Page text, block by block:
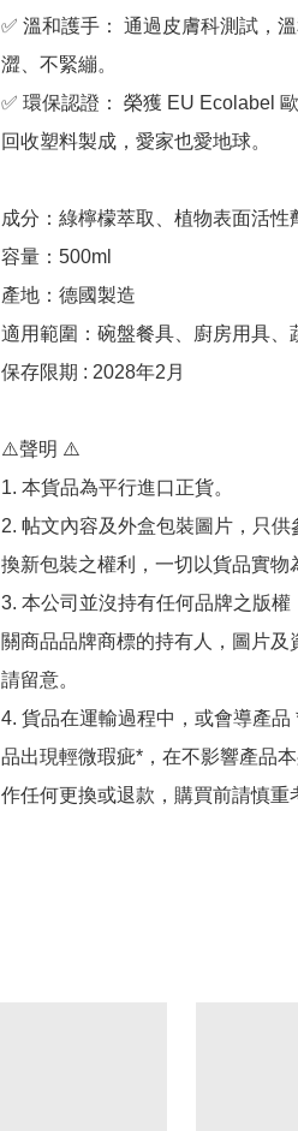
✅ 溫和護手： 通過皮膚科測試，
澀、不緊繃。
✅ 環保認證： 榮獲 EU Ecolabel
回收塑料製成，愛家也愛地球。
成分：綠檸檬萃取、植物表面活性
容量：500ml
產地：德國製造
適用範圍：碗盤餐具、廚房用具、
保存限期 : 2028年2月
⚠️聲明 ⚠️
1. 本貨品為平行進口正貨。
2. 帖文內容及外盒包裝圖片，只
換新包裝之權利，一切以貨品實物
3. 本公司並沒持有任何品牌之版
關商品品牌商標的持有人，圖片
請留意。
4. 貨品在運輸過程中，或會導產品
品出現輕微瑕疵*，在不影響產品
作任何更換或退款，購買前請慎重